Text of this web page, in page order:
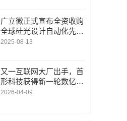
广立微正式宣布全资收购
全球硅光设计自动化先锋
LUCEDA
2025-08-13
又一互联网大厂出手，首
形科技获得新一轮数亿元
A1轮融资｜人脸机器人首
2026-04-09